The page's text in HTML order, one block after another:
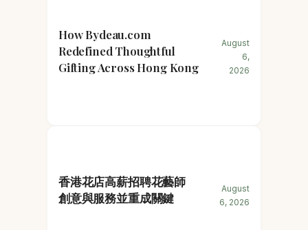
How Bydeau.com
Redefined Thoughtful
Gifting Across Hong Kong
August
6,
2026
香港花店高薪招聘花藝師
創意與服務並重成關鍵
August
6, 2026